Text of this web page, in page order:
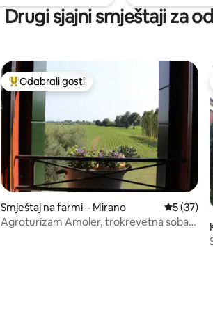
Drugi sjajni smještaji za
Među najviše rangiranima s oznakom
Odabrali gosti
Smještaj na farmi – Mirano
5 (37)
Agroturizam Amoler, trokrevetna soba,